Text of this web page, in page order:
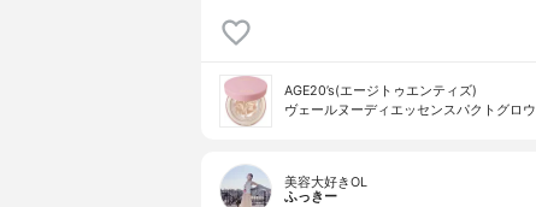
AGE20’s(エージトゥエンティズ)
ヴェールヌーディエッセンスパクトグロウ
美容大好きOL
ふっきー